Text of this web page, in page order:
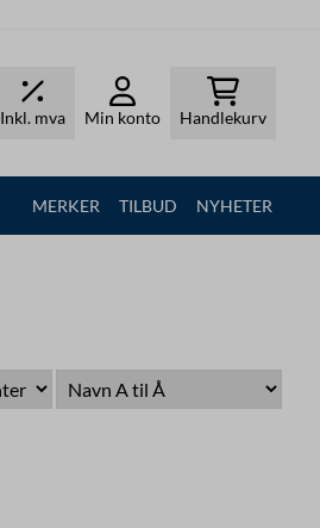
Inkl. mva Min konto Handlekurv
MERKER TILBUD NYHETER